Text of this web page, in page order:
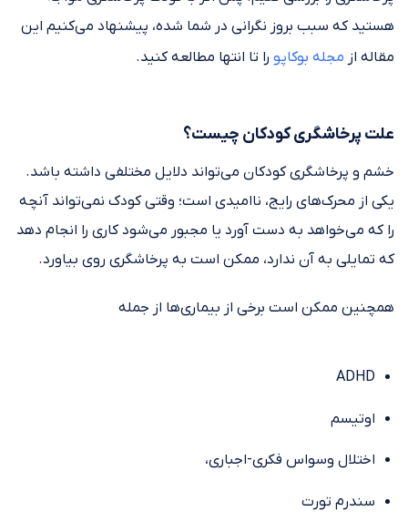
هستید که سبب بروز نگرانی در شما شده، پیشنهاد می‌کنیم این
مقاله از مجله بوکاپو را تا انتها مطالعه کنید.
علت پرخاشگری کودکان چیست؟
خشم و پرخاشگری کودکان می‌تواند دلایل مختلفی داشته باشد.
یکی از محرک‌های رایج، ناامیدی است؛ وقتی کودک نمی‌تواند آنچه
را که می‌خواهد به دست آورد یا مجبور می‌شود کاری را انجام دهد
که تمایلی به آن ندارد، ممکن است به پرخاشگری روی بیاورد.
همچنین ممکن است برخی از بیماری‌ها از جمله
ADHD
اوتیسم
اختلال وسواس فکری-اجباری،
سندرم تورت